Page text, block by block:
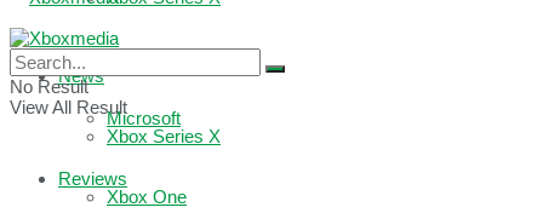
Microsoft
Reviews
News
Xbox Series X
Xbox One
No Result
View All Result